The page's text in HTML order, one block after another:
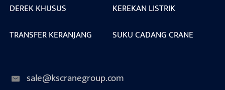
DEREK KHUSUS
KEREKAN LISTRIK
TRANSFER KERANJANG
SUKU CADANG CRANE
sale@kscranegroup.com